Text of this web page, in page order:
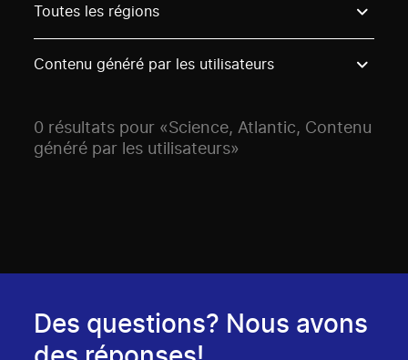
Toutes les régions
Contenu généré par les utilisateurs
0 résultats pour «Science, Atlantic, Contenu
généré par les utilisateurs»
Des questions? Nous avons